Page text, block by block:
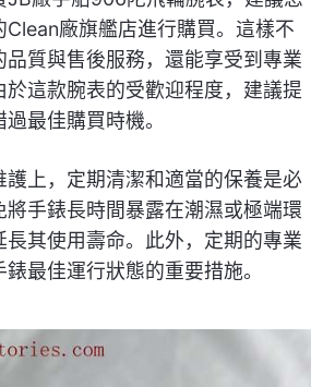
Clean廠旗艦店進行購買。這樣不
品質與售後服務，還能享受到專業
於這款腕表的受歡迎程度，建議提
最佳購買時機。
護上，定期清潔和適當的保養是必
將手錶長時間暴露在潮濕或極端環
長其使用壽命。此外，定期的專業
最佳運行狀態的重要措施。